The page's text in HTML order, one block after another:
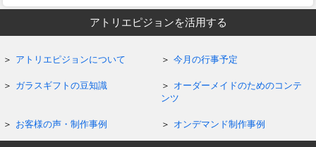
アトリエピジョンを活用する
アトリエピジョンについて 今月の行事予定
ガラスギフトの豆知識
オーダーメイドのためのコンテ
ンツ
お客様の声・制作事例 オンデマンド制作事例